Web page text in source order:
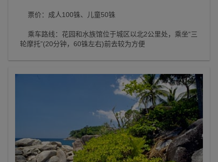
票价：成人100铢、儿童50铢
乘车路线：花园和水族馆位于城区以北2公里处，乘坐“三
轮摩托”(20分钟，60铢左右)前去较为方便